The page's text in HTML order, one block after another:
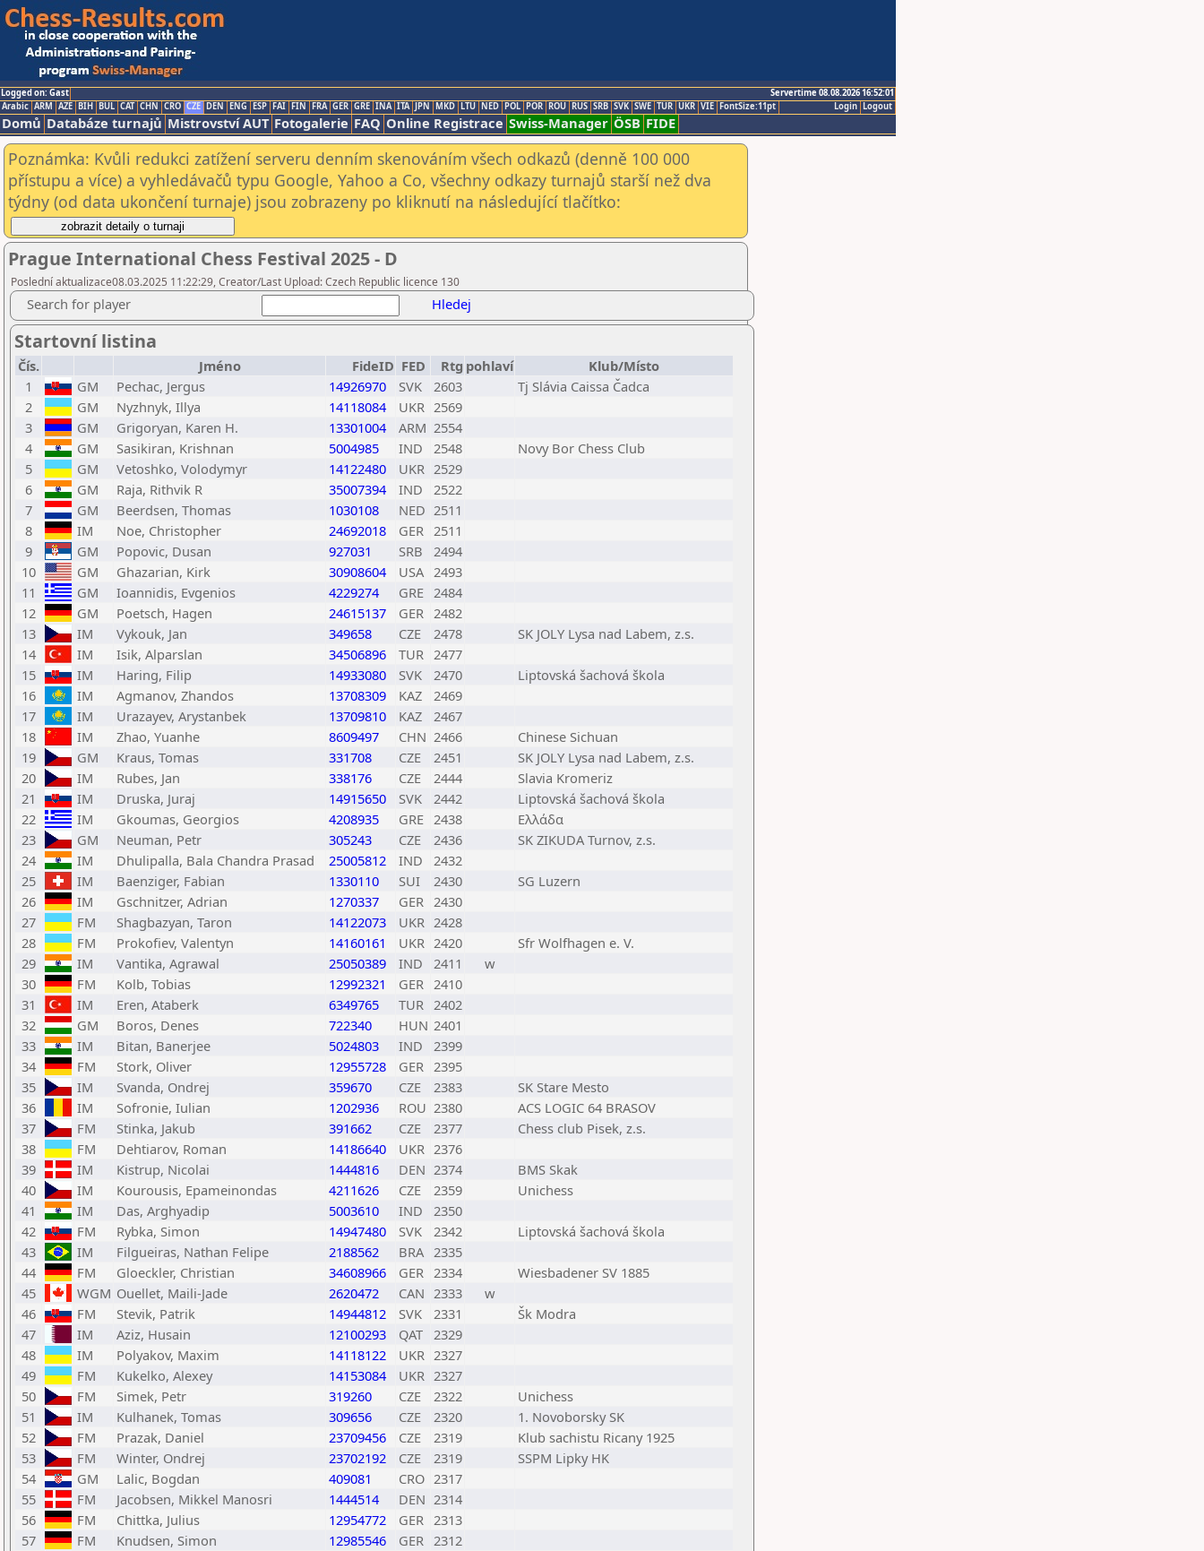
Logged on: Gast
Servertime 08.08.2026 16:52:01
Logout
Login
Arabic ARM AZE BIH BUL CAT CHN CRO CZE DEN ENG ESP FAI FIN FRA GER GRE INA ITA JPN MKD LTU NED POL POR ROU RUS SRB SVK SWE TUR UKR VIE FontSize:11pt
Domů Databáze turnajů Mistrovství AUT Fotogalerie FAQ Online Registrace Swiss-Manager ÖSB FIDE
Poznámka: Kvůli redukci zatížení serveru denním skenováním všech odkazů (denně 100 000
přístupu a více) a vyhledávačů typu Google, Yahoo a Co, všechny odkazy turnajů starší než dva
týdny (od data ukončení turnaje) jsou zobrazeny po kliknutí na následující tlačítko:
Prague International Chess Festival 2025 - D
Poslední aktualizace08.03.2025 11:22:29, Creator/Last Upload: Czech Republic licence 130
Search for player Hledej
Startovní listina
Čís. Jméno FideID FED Rtg pohlaví
Klub/Místo
1
GM Pechac, Jergus 14926970 SVK 2603
Tj Slávia Caissa Čadca
2
GM Nyzhnyk, Illya 14118084 UKR 2569
3
GM Grigoryan, Karen H. 13301004 ARM 2554
4
GM Sasikiran, Krishnan 5004985 IND 2548
Novy Bor Chess Club
5
GM Vetoshko, Volodymyr 14122480 UKR 2529
6
GM Raja, Rithvik R 35007394 IND
2522
7
GM Beerdsen, Thomas 1030108 NED 2511
8
IM Noe, Christopher 24692018 GER 2511
9
GM Popovic, Dusan 927031 SRB
2494
10
GM Ghazarian, Kirk 30908604 USA 2493
11
GM Ioannidis, Evgenios 4229274 GRE 2484
12
GM Poetsch, Hagen 24615137 GER 2482
13
IM Vykouk, Jan 349658 CZE 2478
SK JOLY Lysa nad Labem, z.s.
14
IM Isik, Alparslan 34506896 TUR 2477
15
IM Haring, Filip 14933080 SVK 2470
Liptovská šachová škola
16
IM Agmanov, Zhandos 13708309 KAZ
2469
17
IM Urazayev, Arystanbek 13709810 KAZ
2467
18
IM Zhao, Yuanhe 8609497 CHN 2466
Chinese Sichuan
19
GM Kraus, Tomas 331708 CZE 2451
SK JOLY Lysa nad Labem, z.s.
20
IM Rubes, Jan 338176 CZE 2444
Slavia Kromeriz
21
IM Druska, Juraj 14915650 SVK 2442
Liptovská šachová škola
22
IM Gkoumas, Georgios 4208935 GRE 2438
Ελλάδα
23
GM Neuman, Petr 305243 CZE 2436
SK ZIKUDA Turnov, z.s.
24
IM Dhulipalla, Bala Chandra Prasad 25005812 IND
2432
25
IM Baenziger, Fabian 1330110 SUI 2430
SG Luzern
26
IM Gschnitzer, Adrian 1270337 GER 2430
27
FM Shagbazyan, Taron 14122073 UKR 2428
28
FM Prokofiev, Valentyn 14160161 UKR 2420
Sfr Wolfhagen e. V.
29
IM Vantika, Agrawal 25050389 IND 2411
w
30
FM Kolb, Tobias 12992321 GER 2410
31
IM Eren, Ataberk 6349765 TUR 2402
32
GM Boros, Denes 722340 HUN 2401
33
IM Bitan, Banerjee 5024803 IND
2399
34
FM Stork, Oliver 12955728 GER 2395
35
IM Svanda, Ondrej 359670 CZE 2383
SK Stare Mesto
36
IM Sofronie, Iulian 1202936 ROU 2380
ACS LOGIC 64 BRASOV
37
FM Stinka, Jakub 391662 CZE 2377
Chess club Pisek, z.s.
38
FM Dehtiarov, Roman 14186640 UKR 2376
39
IM Kistrup, Nicolai 1444816 DEN 2374
BMS Skak
40
IM Kourousis, Epameinondas 4211626 CZE 2359
Unichess
41
IM Das, Arghyadip 5003610 IND
2350
42
FM Rybka, Simon 14947480 SVK 2342
Liptovská šachová škola
43
IM Filgueiras, Nathan Felipe 2188562 BRA 2335
44
FM Gloeckler, Christian 34608966 GER 2334
Wiesbadener SV 1885
45
WGM Ouellet, Maili-Jade 2620472 CAN 2333
w
46
FM Stevik, Patrik 14944812 SVK 2331
Šk Modra
47
IM Aziz, Husain 12100293 QAT 2329
48
IM Polyakov, Maxim 14118122 UKR 2327
49
FM Kukelko, Alexey 14153084 UKR 2327
50
FM Simek, Petr 319260 CZE 2322
Unichess
51
IM Kulhanek, Tomas 309656 CZE 2320
1. Novoborsky SK
52
FM Prazak, Daniel 23709456 CZE 2319
Klub sachistu Ricany 1925
53
FM Winter, Ondrej 23702192 CZE 2319
SSPM Lipky HK
54
GM Lalic, Bogdan 409081 CRO 2317
55
FM Jacobsen, Mikkel Manosri 1444514 DEN 2314
56
FM Chittka, Julius 12954772 GER 2313
57
FM Knudsen, Simon 12985546 GER 2312